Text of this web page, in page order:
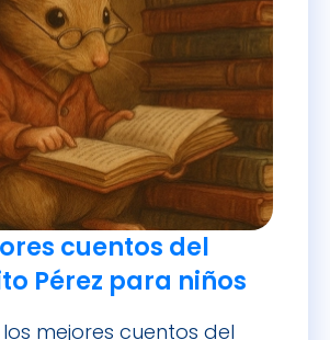
cuentos del
Pérez para niños
mejores cuentos del